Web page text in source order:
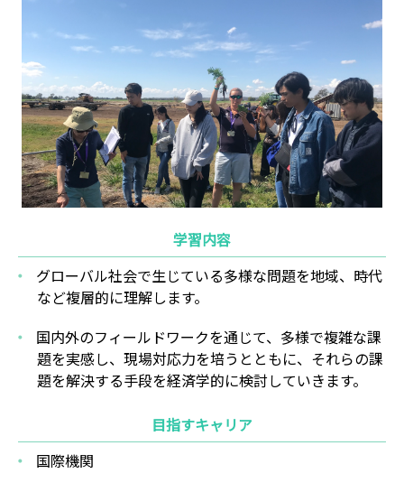
学習内容
グローバル社会で生じている多様な問題を地域、時代
など複層的に理解します。
国内外のフィールドワークを通じて、多様で複雑な課
題を実感し、現場対応力を培うとともに、それらの課
題を解決する手段を経済学的に検討していきます。
目指すキャリア
国際機関